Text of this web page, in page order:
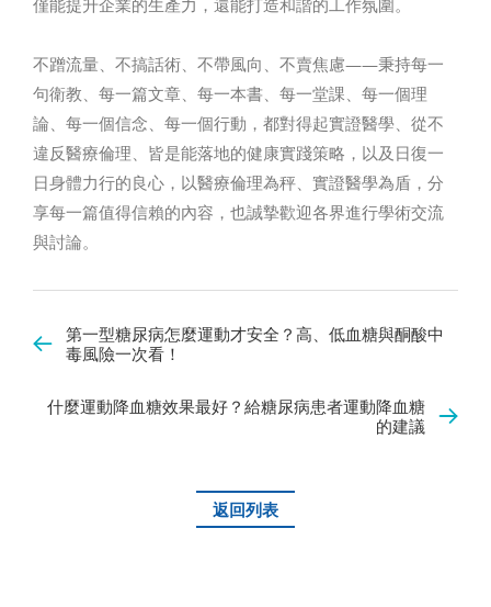
不蹭流量、不搞話術、不帶風向、不賣焦慮——秉持每一
句衛教、每一篇文章、每一本書、每一堂課、每一個理
論、每一個信念、每一個行動，都對得起實證醫學、從不
違反醫療倫理、皆是能落地的健康實踐策略，以及日復一
日身體力行的良心，以醫療倫理為秤、實證醫學為盾，分
享每一篇值得信賴的內容，也誠摯歡迎各界進行學術交流
與討論。
第一型糖尿病怎麼運動才安全？高、低血糖與酮酸中
毒風險一次看！
什麼運動降血糖效果最好？給糖尿病患者運動降血糖
的建議
返回列表